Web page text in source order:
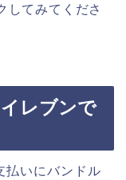
してみてくださ
レブンで
払いにバンドル